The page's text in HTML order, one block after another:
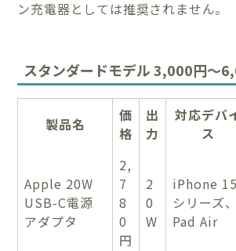
ン充電器としては推奨されません。
スタンダードモデル 3,000円〜
製品名
価
格
出
力
対応デバ
ス
Apple 20W
USB-C電源
アダプタ
2,
7
8
0
円
2
0
W
iPhone 15
シリーズ
Pad Air